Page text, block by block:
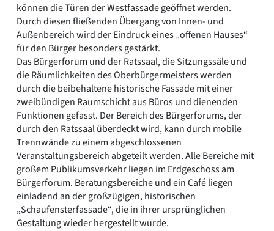
können die Türen der Westfassade geöffnet werden.
Durch diesen fließenden Übergang von Innen- und
Außenbereich wird der Eindruck eines „offenen Hauses“
für den Bürger besonders gestärkt.
Das Bürgerforum und der Ratssaal, die Sitzungssäle und
die Räumlichkeiten des Oberbürgermeisters werden
durch die beibehaltene historische Fassade mit einer
zweibündigen Raumschicht aus Büros und dienenden
Funktionen gefasst. Der Bereich des Bürgerforums, der
durch den Ratssaal überdeckt wird, kann durch mobile
Trennwände zu einem abgeschlossenen
Veranstaltungsbereich abgeteilt werden. Alle Bereiche mit
großem Publikumsverkehr liegen im Erdgeschoss am
Bürgerforum. Beratungsbereiche und ein Café liegen
einladend an der großzügigen, historischen
„Schaufensterfassade“, die in ihrer ursprünglichen
Gestaltung wieder hergestellt wurde.